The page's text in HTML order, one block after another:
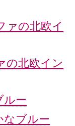
の北欧イ
北欧イン
ー
ブルー